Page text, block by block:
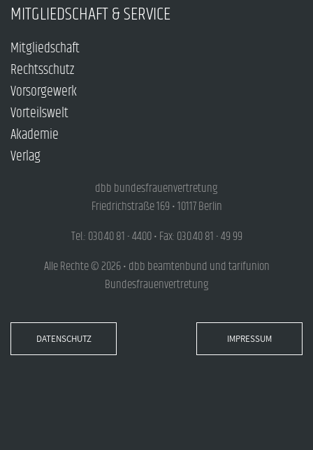
MITGLIEDSCHAFT & SERVICE
Mitgliedschaft
Rechtsschutz
Vorsorgewerk
Vorteilswelt
Akademie
Verlag
dbb bundesfrauenvertretung
Friedrichstraße 169 • 10117 Berlin
Tel.: 030.40 81 - 4400 • Fax: 030.40 81 - 49 99
Alle Rechte © 2026 • dbb beamtenbund und tarifunion
Bundesfrauenvertretung
DATENSCHUTZ IMPRESSUM